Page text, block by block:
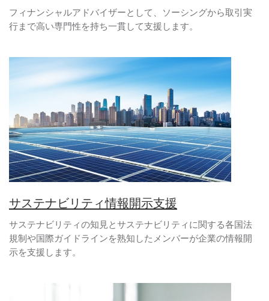
フィナンシャルアドバイザーとして、ソーシングから取引実
行まで高い専門性を持ち一貫して支援します。
サステナビリティ情報開示支援
サステナビリティの知見とサステナビリティに関する各国法
規制や国際ガイドラインを熟知したメンバーが企業の情報開
示を支援します。